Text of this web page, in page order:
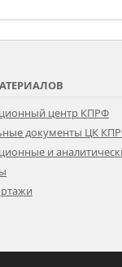
центр КПРФ
документы ЦК
и